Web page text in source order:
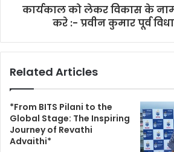
कार्यकाल को लेकर विकास के नाम
करे :- प्रवीन कुमार पूर्व
Related Articles
*From BITS Pilani to the
Global Stage: The Inspiring
Journey of Revathi
Advaithi*